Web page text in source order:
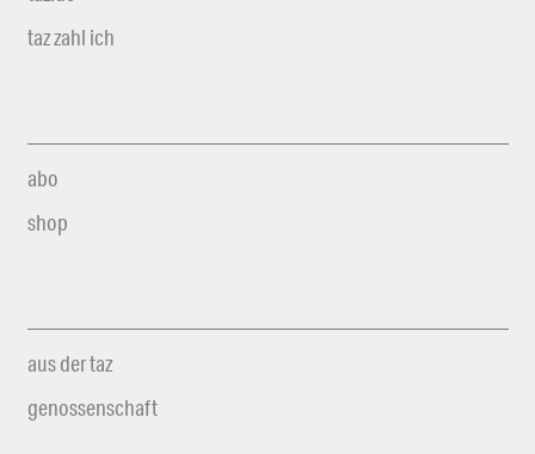
taz zahl ich
abo
shop
aus der taz
genossenschaft